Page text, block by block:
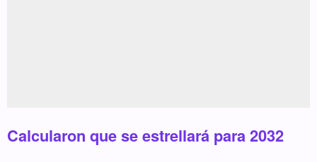
Calcularon que se estrellará para 2032